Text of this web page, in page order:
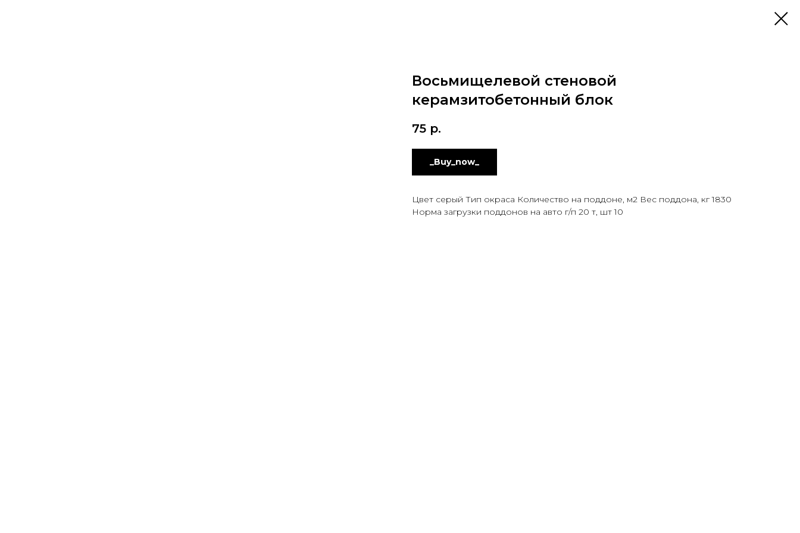
Восьмищелевой стеновой
керамзитобетонный блок
75 р.
_Buy_now_
Цвет серый Тип окраса Количество на поддоне, м2 Вес поддона, кг 1830
Норма загрузки поддонов на авто г/п 20 т, шт 10